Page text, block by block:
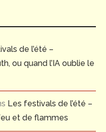
de l’été –
ou quand l’IA oublie le
Les festivals de l’été –
et de flammes